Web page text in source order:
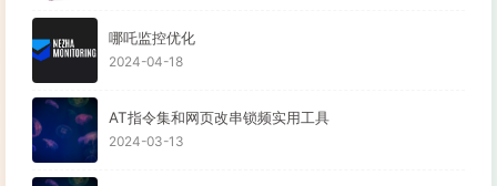
哪吒监控优化
2024-04-18
AT指令集和网页改串锁频实用工具
2024-03-13